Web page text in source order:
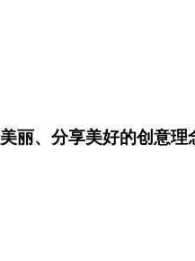
丽、分享美好的创意